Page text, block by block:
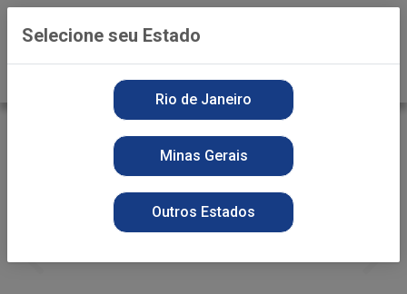
Selecione seu Estado
Rio de Janeiro
Minas Gerais
Outros Estados